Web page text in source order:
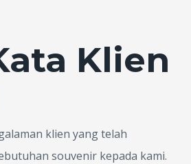
Klien
klien yang telah
souvenir kepada kami.